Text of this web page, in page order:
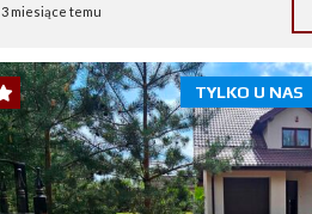
3 miesiące temu
TYLKO U NAS